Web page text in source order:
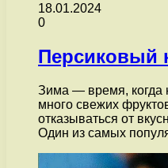
18.01.2024
0
Персиковый
Зима — время, когда
много свежих
отказываться от
Один из самых